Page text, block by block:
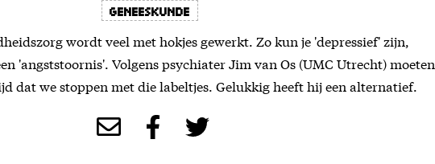
Geneeskunde
wordt veel met hokjes gewerkt. Zo kun je 'depressief' zijn,
'angststoornis'. Volgens psychiater Jim van Os (UMC Utrecht) moeten
dat we stoppen met die labeltjes. Gelukkig heeft hij een alternatief.